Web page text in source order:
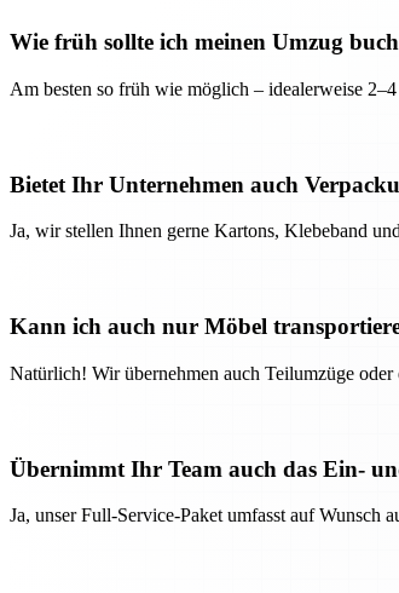
Wie früh sollte ich meinen Umzug
Am besten so früh wie möglich – idealerweise
Bietet Ihr Unternehmen auch
Ja, wir stellen Ihnen gerne Kartons, Klebeband
Kann ich auch nur Möbel
Natürlich! Wir übernehmen auch Teilumzüge
Übernimmt Ihr Team auch das Ein-
Ja, unser Full-Service-Paket umfasst auf Wunsch